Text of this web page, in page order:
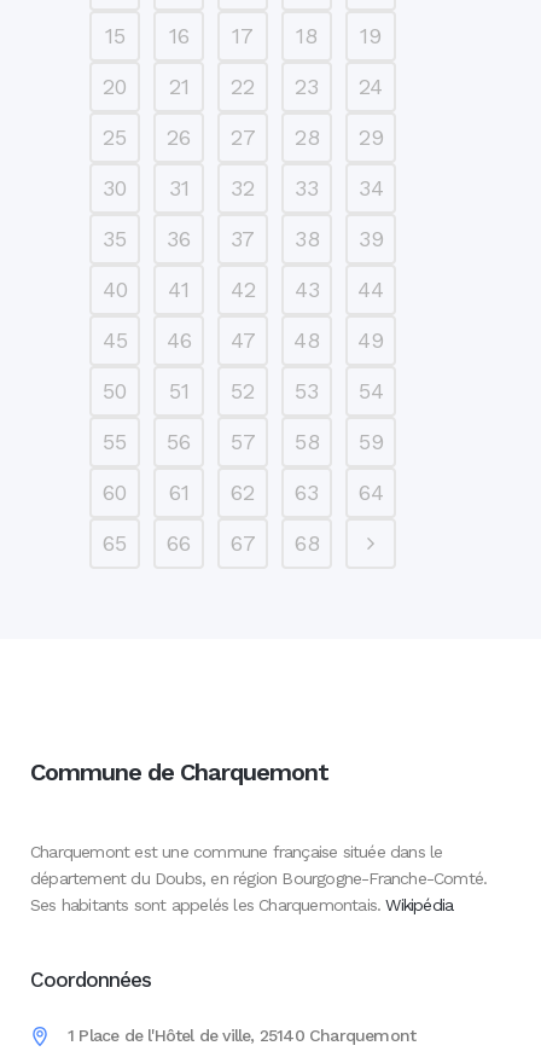
15
16 17 18
19
20
21 22 23
24
25
26 27 28
29
30
31 32 33
34
35
36 37 38
39
40
41 42 43
44
45
46 47 48
49
50
51 52 53
54
55
56 57 58
59
60
61 62 63
64
65
66 67 68
Commune de Charquemont
Charquemont est une commune française située dans le
département du Doubs, en région Bourgogne-Franche-Comté.
Ses habitants sont appelés les Charquemontais.Wikipédia
Coordonnées
1 Place de l'Hôtel de ville, 25140 Charquemont